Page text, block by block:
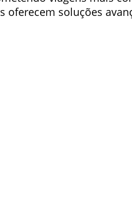
oferecem soluções